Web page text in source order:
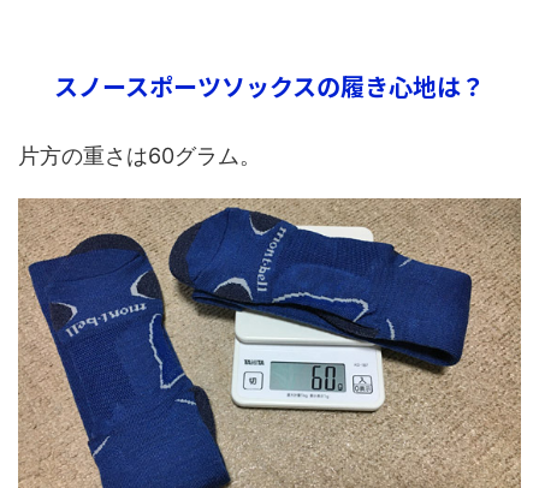
スノースポーツソックスの履き心地は？
片方の重さは60グラム。